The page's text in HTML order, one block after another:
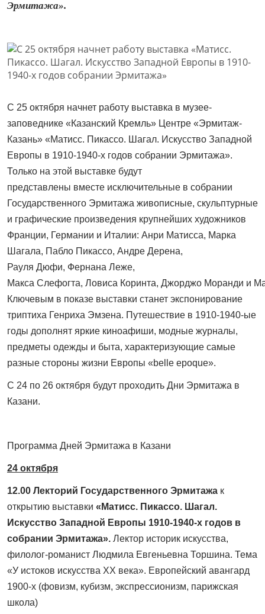
Эрмитажа».
С 25 октября начнет работу выставка в музее-
заповеднике «Казанский Кремль» Центре «Эрмитаж-
Казань» «Матисс. Пикассо. Шагал. Искусство Западной
Европы в 1910-1940-х годов собрании Эрмитажа».
Только на этой выставке будут
представлены вместе исключительные в собрании
Государственного Эрмитажа живописные, скульптурные
и графические произведения крупнейших художников
Франции, Германии и Италии: Анри Матисса, Марка
Шагала, Пабло Пикассо, Андре Дерена,
Рауля Дюфи, Фернана Леже,
Макса Слефогта, Ловиса Коринта, Джорджо Моранди и
Ключевым в показе выставки станет экспонирование
триптиха Генриха Эмзена. Путешествие в 1910-1940-ые
годы дополнят яркие киноафиши, модные журналы,
предметы одежды и быта, характеризующие самые
разные стороны жизни Европы «belle epoque».
С 24 по 26 октября будут проходить Дни Эрмитажа в
Казани.
Программа Дней Эрмитажа в Казани
24 октября
12.00 Лекторий Государственного Эрмитажа к
открытию выставки «Матисс. Пикассо. Шагал.
Искусство Западной Европы 1910-1940-х годов в
собрании Эрмитажа». Лектор историк искусства,
филолог-романист Людмила Евгеньевна Торшина. Тема
«У истоков искусства XX века». Европейский авангард
1900-х (фовизм, кубизм, экспрессионизм, парижская
школа)